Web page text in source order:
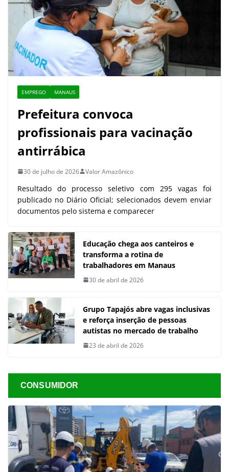
EMPREGO MANAUS
Prefeitura convoca
profissionais para vacinação
antirrábica
30 de julho de 2026 Valor Amazônico
Resultado do processo seletivo com 295 vagas foi
publicado no Diário Oficial; selecionados devem enviar
documentos pelo sistema e comparecer
Educação chega aos canteiros e
transforma a rotina de
trabalhadores em Manaus
30 de abril de 2026
Grupo Tapajós abre vagas inclusivas
e reforça inserção de pessoas
autistas no mercado de trabalho
23 de abril de 2026
CONSUMIDOR